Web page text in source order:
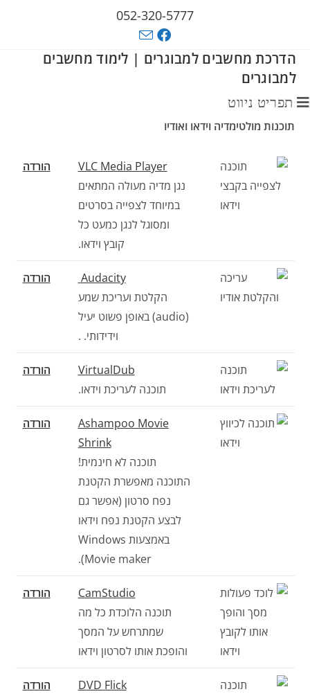
052-320-5777
הדרכת מחשבים למבוגרים | לימוד מחשבים
למבוגרים
תפריט ניווט
תוכנות מולטימדיה וידאו ואודיו
VLC Media Player
נגן מדיה מעולה המתאים
במיוחד לצפייה בסרטים
ומסוגל לנגן כמעט כל
קובץ וידאו.
הורדה
Audacity
הקלטת ועריכת שמע
(audio) באופן פשוט יעיל
וידידותי. .
הורדה
VirtualDub
תוכנה לעריכת וידאו.
הורדה
Ashampoo Movie
Shrink
תוכנה לא חינמית!
התוכנה מאפשרת הקטנת
נפח סרטון (אפשר גם
לבצע הקטנת נפח וידאו
באמצעות Windows
Movie maker).
הורדה
CamStudio
תוכנה הלוכדת כל מה
שמתרחש על המסך
והופכת אותו לסרטון וידאו
הורדה
DVD Flick
הורדה